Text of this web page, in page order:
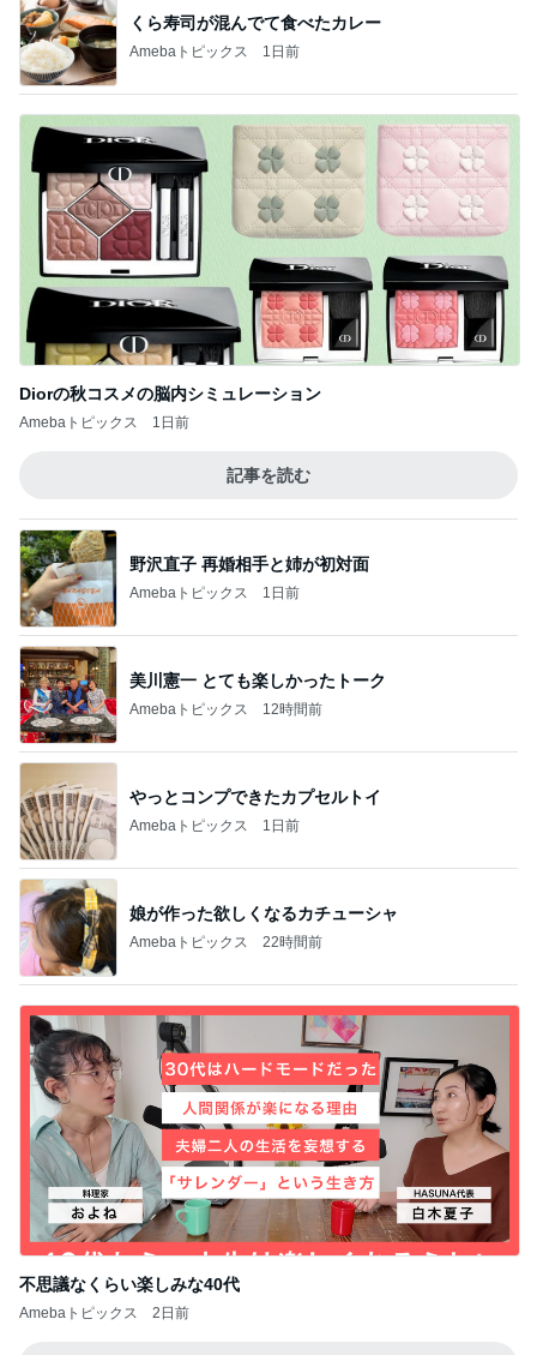
くら寿司が混んでて食べたカレー
Amebaトピックス 1日前
Diorの秋コスメの脳内シミュレーション
Amebaトピックス 1日前
記事を読む
野沢直子 再婚相手と姉が初対面
Amebaトピックス 1日前
美川憲一 とても楽しかったトーク
Amebaトピックス 12時間前
やっとコンプできたカプセルトイ
Amebaトピックス 1日前
娘が作った欲しくなるカチューシャ
Amebaトピックス 22時間前
不思議なくらい楽しみな40代
Amebaトピックス 2日前